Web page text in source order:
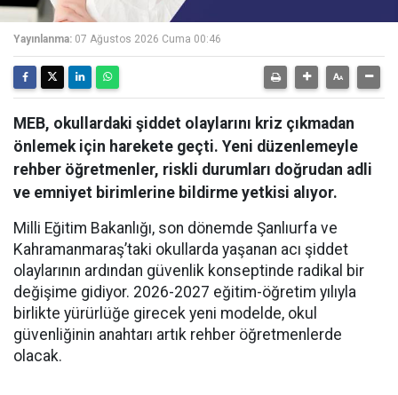
Yayınlanma: 07 Ağustos 2026 Cuma 00:46
MEB, okullardaki şiddet olaylarını kriz çıkmadan
önlemek için harekete geçti. Yeni düzenlemeyle
rehber öğretmenler, riskli durumları doğrudan adli
ve emniyet birimlerine bildirme yetkisi alıyor.
Milli Eğitim Bakanlığı, son dönemde Şanlıurfa ve
Kahramanmaraş’taki okullarda yaşanan acı şiddet
olaylarının ardından güvenlik konseptinde radikal bir
değişime gidiyor. 2026-2027 eğitim-öğretim yılıyla
birlikte yürürlüğe girecek yeni modelde, okul
güvenliğinin anahtarı artık rehber öğretmenlerde
olacak.